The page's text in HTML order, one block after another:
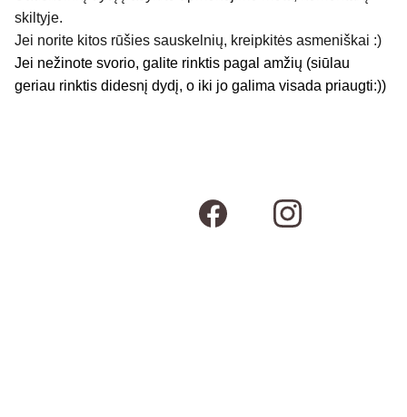
skiltyje.
Jei norite kitos rūšies sauskelnių, kreipkitės asmeniškai :)
Jei nežinote svorio, galite rinktis pagal amžių (siūlau
geriau rinktis didesnį dydį, o iki jo galima visada priaugti:))